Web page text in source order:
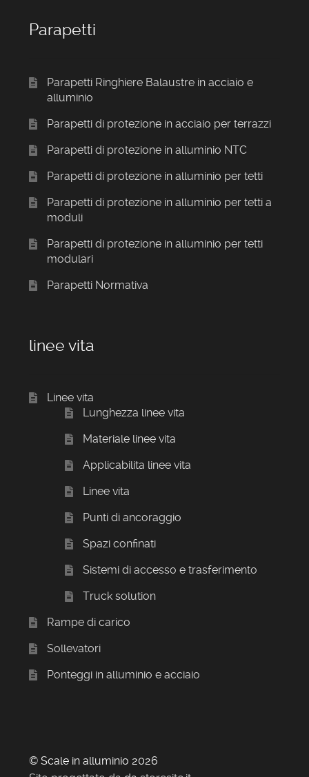
Parapetti
Parapetti Ringhiere Balaustre in acciaio e
alluminio
Parapetti di protezione in acciaio per terrazzi
Parapetti di protezione in alluminio NTC
Parapetti di protezione in alluminio per tetti
Parapetti di protezione in alluminio per tetti a
moduli
Parapetti di protezione in alluminio per tetti
modulari
Parapetti Normativa
linee vita
Linee vita
Lunghezza linee vita
Materiale linee vita
Applicabilita linee vita
Linee vita
Punti di ancoraggio
Spazi confinati
Sistemi di accesso e trasferimento
Truck solution
Rampe di carico
Sollevatori
Ponteggi in alluminio e acciaio
© Scale in alluminio 2026